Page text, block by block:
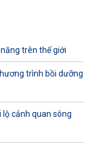
trên thế giới
trình bồi dưỡng
lộ cảnh quan sông